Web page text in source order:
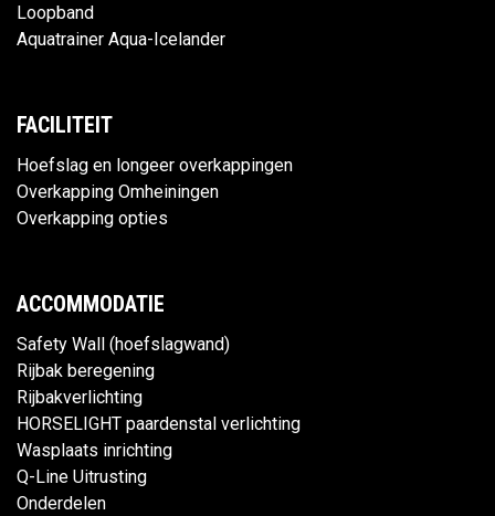
Loopband
Aquatrainer Aqua-Icelander
FACILITEIT
Hoefslag en longeer overkappingen
Overkapping Omheiningen
Overkapping opties
ACCOMMODATIE
Safety Wall (hoefslagwand)
Rijbak beregening
Rijbakverlichting
HORSELIGHT paardenstal verlichting
Wasplaats inrichting
Q-Line Uitrusting
Onderdelen